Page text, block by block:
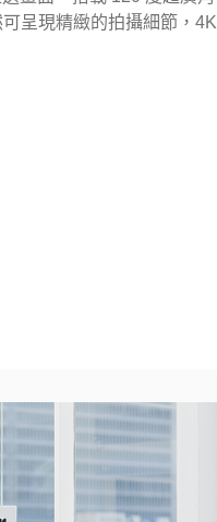
呈現精緻的拍攝細節，4K